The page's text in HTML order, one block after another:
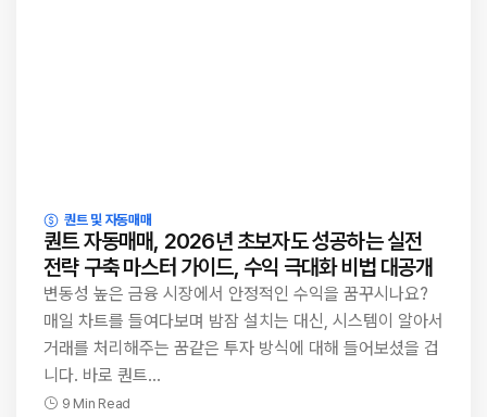
퀀트 및 자동매매
퀀트 자동매매, 2026년 초보자도 성공하는 실전
전략 구축 마스터 가이드, 수익 극대화 비법 대공개
변동성 높은 금융 시장에서 안정적인 수익을 꿈꾸시나요?
매일 차트를 들여다보며 밤잠 설치는 대신, 시스템이 알아서
거래를 처리해주는 꿈같은 투자 방식에 대해 들어보셨을 겁
니다. 바로 퀀트…
9 Min Read